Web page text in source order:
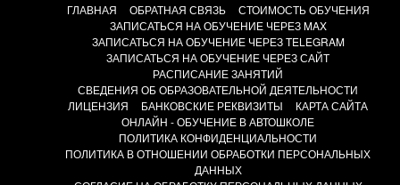
ГЛАВНАЯ ОБРАТНАЯ СВЯЗЬ
СТОИМОСТЬ ОБУЧЕНИЯ
ЗАПИСАТЬСЯ НА ОБУЧЕНИЕ ЧЕРЕЗ MAX
ЗАПИСАТЬСЯ НА ОБУЧЕНИЕ ЧЕРЕЗ TELEGRAM
ЗАПИСАТЬСЯ НА ОБУЧЕНИЕ ЧЕРЕЗ САЙТ
РАСПИСАНИЕ ЗАНЯТИЙ
СВЕДЕНИЯ ОБ ОБРАЗОВАТЕЛЬНОЙ ДЕЯТЕЛЬНОСТИ
ЛИЦЕНЗИЯ
БАНКОВСКИЕ РЕКВИЗИТЫ
КАРТА САЙТА
ОНЛАЙН - ОБУЧЕНИЕ В АВТОШКОЛЕ
ПОЛИТИКА КОНФИДЕНЦИАЛЬНОСТИ
ПОЛИТИКА В ОТНОШЕНИИ ОБРАБОТКИ ПЕРСОНАЛЬНЫХ
ДАННЫХ